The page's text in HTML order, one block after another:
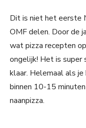
Dit is niet het eerste
OMF delen. Door de
wat pizza recepten
ongelijk! Het is super
klaar. Helemaal als
binnen 10-15
naanpizza.